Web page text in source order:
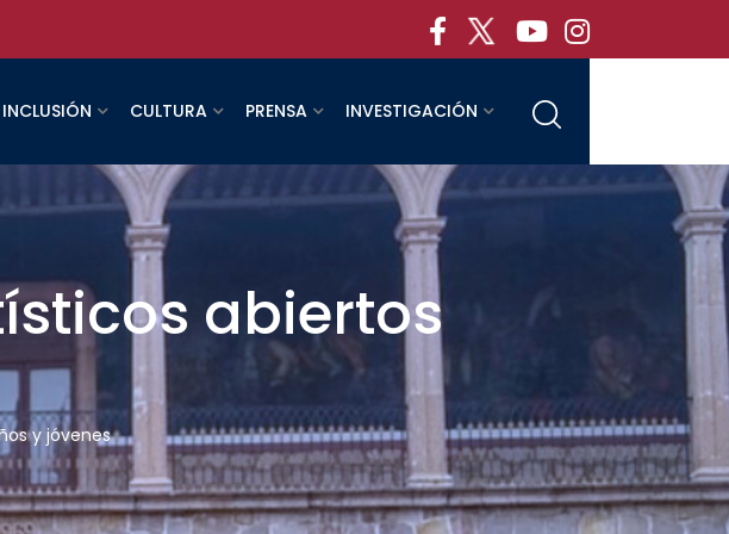
INCLUSIÓN CULTURA PRENSA INVESTIGACIÓN
abiertos
y jóvenes